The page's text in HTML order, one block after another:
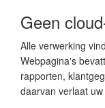
Geen
Alle verwerking
Webpagina's
rapporten,
daarvan verlaat